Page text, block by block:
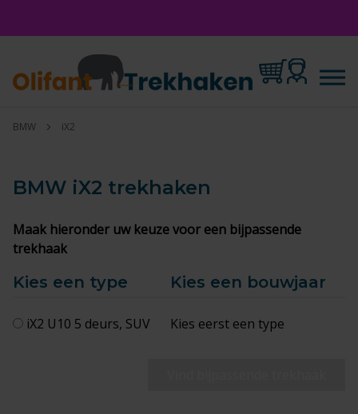
BMW iX2
BMW iX2 trekhaken
Maak hieronder uw keuze voor een bijpassende
trekhaak
Kies een type
iX2 U10 5 deurs, SUV
Kies een bouwjaar
Kies eerst een type